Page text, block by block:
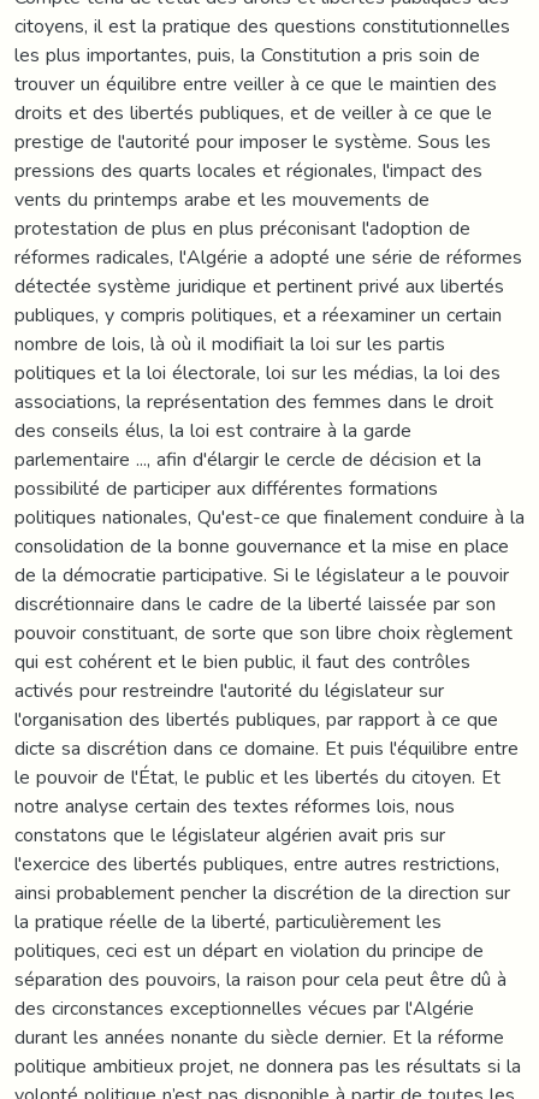
citoyens, il est la pratique des questions constitutionnelles
les plus importantes, puis, la Constitution a pris soin de
trouver un équilibre entre veiller à ce que le maintien des
droits et des libertés publiques, et de veiller à ce que le
prestige de l'autorité pour imposer le système. Sous les
pressions des quarts locales et régionales, l'impact des
vents du printemps arabe et les mouvements de
protestation de plus en plus préconisant l'adoption de
réformes radicales, l'Algérie a adopté une série de réformes
détectée système juridique et pertinent privé aux libertés
publiques, y compris politiques, et a réexaminer un certain
nombre de lois, là où il modifiait la loi sur les partis
politiques et la loi électorale, loi sur les médias, la loi des
associations, la représentation des femmes dans le droit
des conseils élus, la loi est contraire à la garde
parlementaire ..., afin d'élargir le cercle de décision et la
possibilité de participer aux différentes formations
politiques nationales, Qu'est-ce que finalement conduire à la
consolidation de la bonne gouvernance et la mise en place
de la démocratie participative. Si le législateur a le pouvoir
discrétionnaire dans le cadre de la liberté laissée par son
pouvoir constituant, de sorte que son libre choix règlement
qui est cohérent et le bien public, il faut des contrôles
activés pour restreindre l'autorité du législateur sur
l'organisation des libertés publiques, par rapport à ce que
dicte sa discrétion dans ce domaine. Et puis l'équilibre entre
le pouvoir de l'État, le public et les libertés du citoyen. Et
notre analyse certain des textes réformes lois, nous
constatons que le législateur algérien avait pris sur
l'exercice des libertés publiques, entre autres restrictions,
ainsi probablement pencher la discrétion de la direction sur
la pratique réelle de la liberté, particulièrement les
politiques, ceci est un départ en violation du principe de
séparation des pouvoirs, la raison pour cela peut être dû à
des circonstances exceptionnelles vécues par l'Algérie
durant les années nonante du siècle dernier. Et la réforme
politique ambitieux projet, ne donnera pas les résultats si la